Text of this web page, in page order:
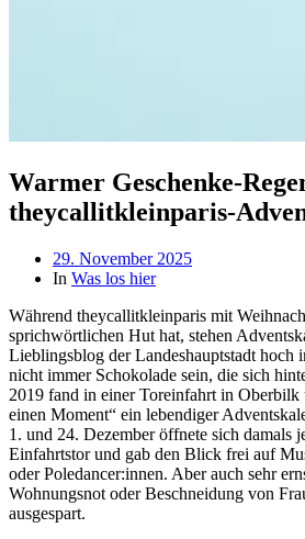
Warmer Geschenke-
theycallitkleinparis-
Beitragsdatum
29. November 2025
In Was los hier
Während theycallitkleinparis mit
sprichwörtlichen Hut hat, stehen
Lieblingsblog der Landeshauptstadt hoch
nicht immer Schokolade sein, die sich
2019 fand in einer Toreinfahrt in Oberbilk
einen Moment“ ein lebendiger
1. und 24. Dezember öffnete sich damals
Einfahrtstor und gab den Blick frei auf
oder Poledancer:innen. Aber auch sehr
Wohnungsnot oder Beschneidung von
ausgespart.